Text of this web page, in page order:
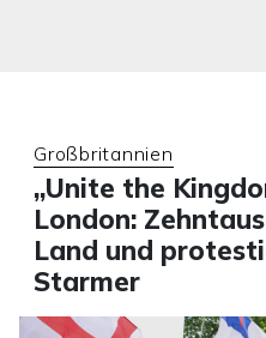
Großbritannien
„Unite the
London:
Land und
Starmer